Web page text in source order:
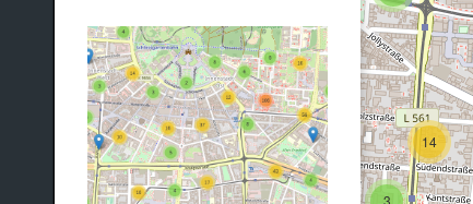
14
3
32
14
15